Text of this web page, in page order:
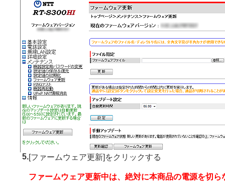
5. [ファームウェア更新]をクリックする
ファームウェア更新中は、絶対に本商品の電源を切ら